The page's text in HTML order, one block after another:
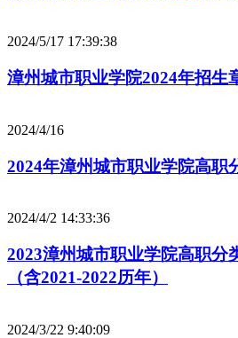
2024/5/17 17:39:38
漳州城市职业学院2024年招生
2024/4/16
2024年漳州城市职业学院高职
2024/4/2 14:33:36
2023漳州城市职业学院高职分
（含2021-2022历年）
2024/3/22 9:40:09